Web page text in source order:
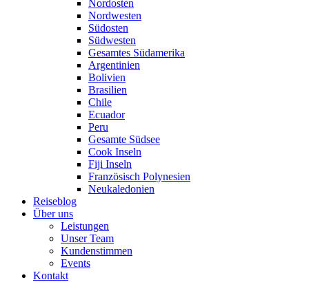
Nordosten
Nordwesten
Südosten
Südwesten
Gesamtes Südamerika
Argentinien
Bolivien
Brasilien
Chile
Ecuador
Peru
Gesamte Südsee
Cook Inseln
Fiji Inseln
Französisch Polynesien
Neukaledonien
Reiseblog
Über uns
Leistungen
Unser Team
Kundenstimmen
Events
Kontakt